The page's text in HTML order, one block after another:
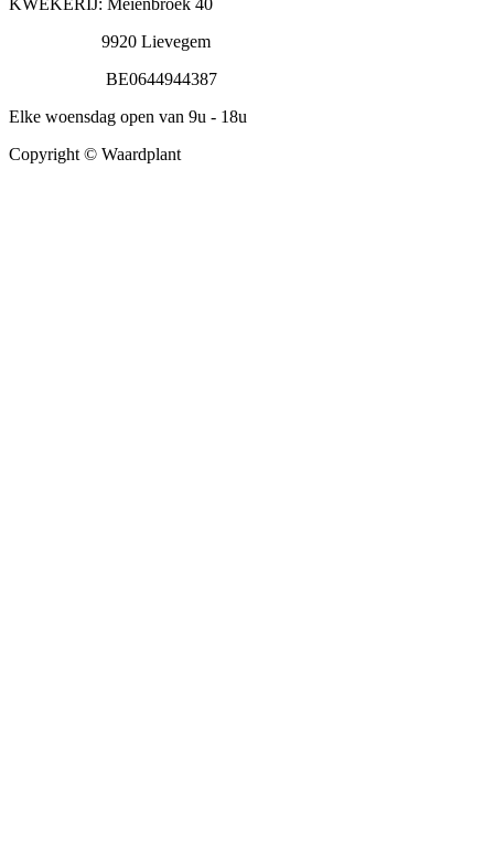
KWEKERIJ: Meienbroek 40
9920 Lievegem
BE0644944387
Elke woensdag open van 9u - 18u
Copyright © Waardplant